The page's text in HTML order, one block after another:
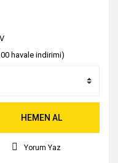
havale indirimi)
HEMEN AL
Yorum Yaz